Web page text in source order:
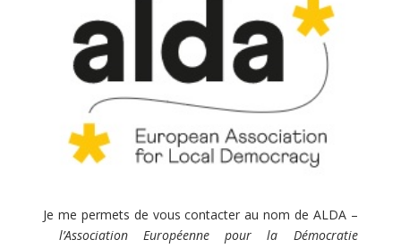
Je me permets de vous contacter au nom de ALDA –
l’Association Européenne pour la Démocratie